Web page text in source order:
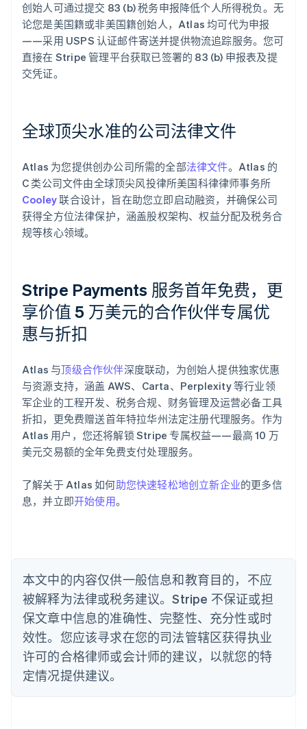
创始人可通过提交 83 (b) 税务申报降低个人所得税负。无
论您是美国籍或非美国籍创始人，Atlas 均可代为申报
——采用 USPS 认证邮件寄送并提供物流追踪服务。您可
直接在 Stripe 管理平台获取已签署的 83 (b) 申报表及提
交凭证。
全球顶尖水准的公司法律文件
Atlas 为您提供创办公司所需的全部法律文件。Atlas 的
C 类公司文件由全球顶尖风投律所美国科律律师事务所
Cooley联合设计，旨在助您立即启动融资，并确保公司
获得全方位法律保护，涵盖股权架构、权益分配及税务合
规等核心领域。
Stripe Payments 服务首年免费，更
享价值 5 万美元的合作伙伴专属优
惠与折扣
Atlas 与顶级合作伙伴深度联动，为创始人提供独家优惠
与资源支持，涵盖 AWS、Carta、Perplexity 等行业领
军企业的工程开发、税务合规、财务管理及运营必备工具
折扣，更免费赠送首年特拉华州法定注册代理服务。作为
Atlas 用户，您还将解锁 Stripe 专属权益——最高 10 万
美元交易额的全年免费支付处理服务。
了解关于 Atlas 如何助您快速轻松地创立新企业的更多信
息，并立即开始使用。
本文中的内容仅供一般信息和教育目的，不应
被解释为法律或税务建议。Stripe 不保证或担
保文章中信息的准确性、完整性、充分性或时
效性。您应该寻求在您的司法管辖区获得执业
许可的合格律师或会计师的建议，以就您的特
定情况提供建议。
爱尔兰
English
爱沙尼亚
English
奥地利
Deutsch English
澳大利亚
巴西
PortuguêsEnglish
English
丹麦
English
德国
DeutschEnglish
法国
FrançaisEnglish
芬兰
EnglishSvenska